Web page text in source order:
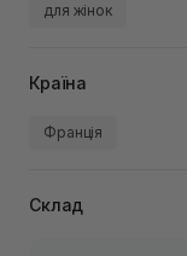
для жінок
Країна
Франція
Склад